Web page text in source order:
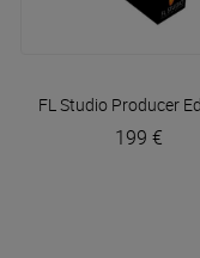
FL Studio Producer
199 €